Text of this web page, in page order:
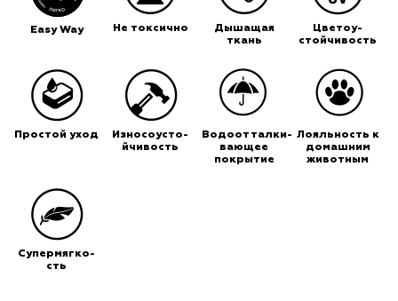
Easy Way Не токсично
Дышащая
ткань
Цветоу-
стойчивость
Простой уход
Износоусто-
йчивость
Водоотталки-
вающее
покрытие
Лояльность к
домашним
животным
Супермягко-
сть